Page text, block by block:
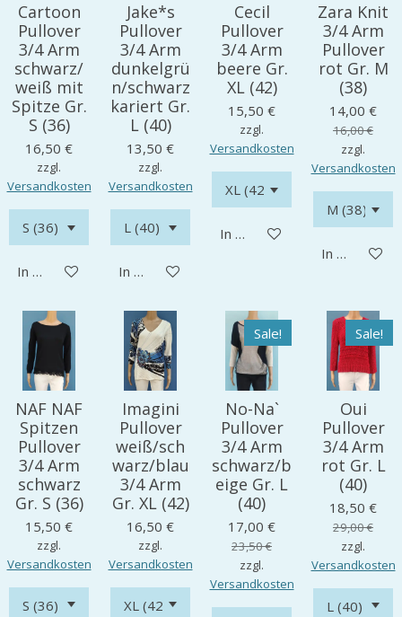
Cartoon
Pullover
3/4 Arm
schwarz/
weiß mit
Spitze Gr.
S (36)
16,50 €
zzgl.
Versandkosten
In den Warenkorb
Jake*s
Pullover
3/4 Arm
dunkelgrü
n/schwarz
kariert Gr.
L (40)
13,50 €
zzgl.
Versandkosten
In den Warenkorb
Cecil
Pullover
3/4 Arm
beere Gr.
XL (42)
15,50 €
zzgl.
Versandkosten
In den Warenkorb
Zara Knit
3/4 Arm
Pullover
rot Gr. M
(38)
14,00 €
16,00 €
zzgl.
Versandkosten
In den
NAF NAF
Spitzen
Pullover
3/4 Arm
schwarz
Gr. S (36)
15,50 €
zzgl.
Versandkosten
Imagini
Pullover
weiß/sch
warz/blau
3/4 Arm
Gr. XL (42)
16,50 €
zzgl.
Versandkosten
Sale!
No-Na`
Pullover
3/4 Arm
schwarz/b
eige Gr. L
(40)
17,00 €
23,50 €
zzgl.
Versandkosten
Sale!
Oui
Pullover
3/4 Arm
rot Gr. L
(40)
18,50 €
29,00 €
zzgl.
Versandkosten